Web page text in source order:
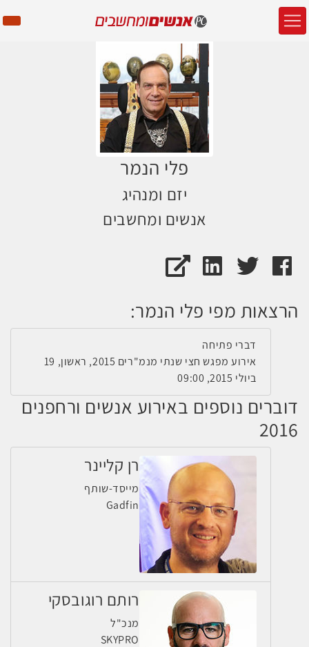
פלי הנמר
יזם ומנהיג
אנשים ומחשבים
דף הפייסבוק של פלי הנמר
חשבון הטוויטר של פלי הנמר
עמוד הלינקדאין של פלי הנמר
הרצאות מפי פלי הנמר:
דברי פתיחה
אירוע מפגש חצי שנתי מנמ"רים 2015, ראשון, 19
ביולי 2015, 09:00
דוברים נוספים באירוע אנשים ורחפנים
2016
רן קליינר
מייסד-שותף
Gadfin
רותם רוגובסקי
מנכ"ל
SKYPRO